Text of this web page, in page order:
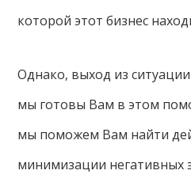
которой этот бизнес
Однако, выход из
мы готовы Вам в этом
мы поможем Вам найти
минимизации негативных